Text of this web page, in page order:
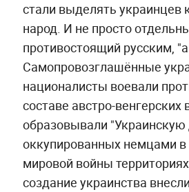
стали выделять украинцев
народ. И не просто
противостоящий русским,
Самопровозглашённые
националисты воевали
составе австро-венгерских
образовывали
оккупированных немцами в
мировой войны
создание украинства